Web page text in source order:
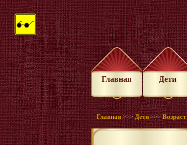
Главная Дети
Главная >>>Дети >>>Возраст